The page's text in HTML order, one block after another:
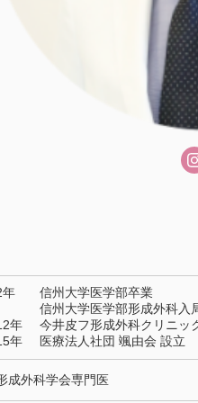
年
信州大学医学部卒業
信州大学医学部形成外科入
年
今井皮フ形成外科クリニッ
年
医療法人社団 颯由会 設立
成外科学会専門医